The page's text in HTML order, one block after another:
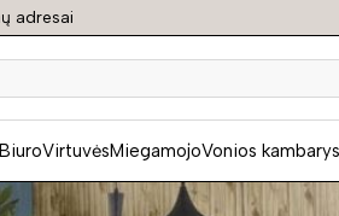
adresai
BiuroVirtuvėsMiegamojoVonios kambarys